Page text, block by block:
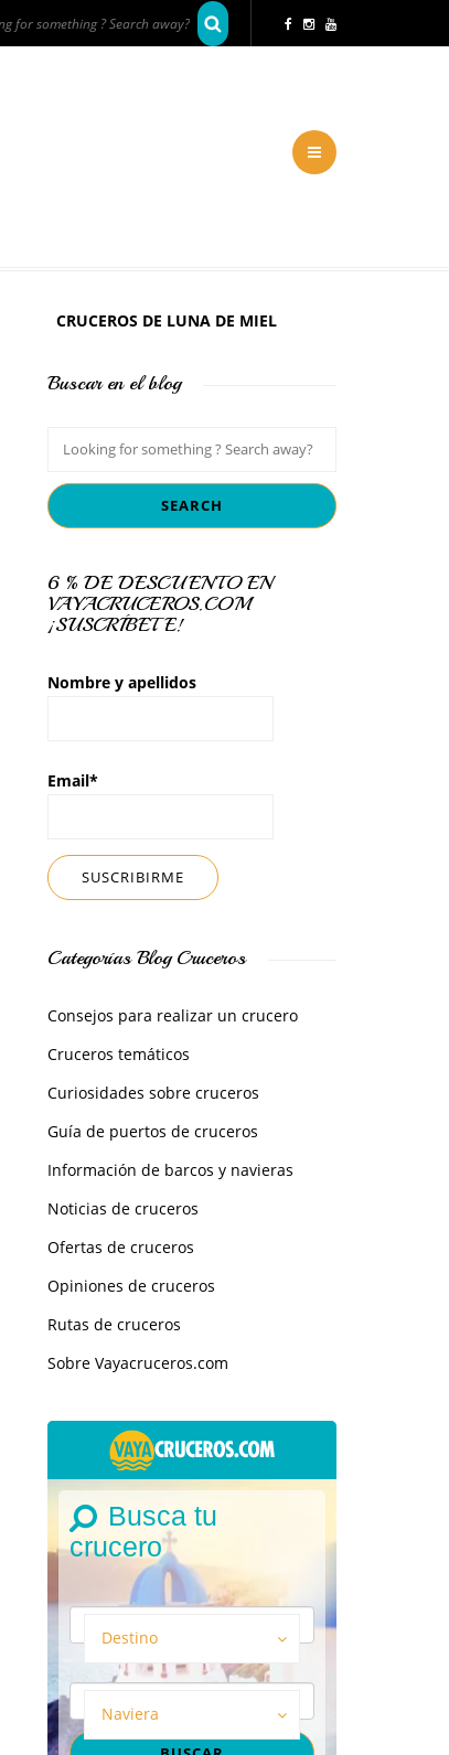
CRUCEROS DE LUNA DE MIEL
Buscar en el blog
6 % DE DESCUENTO EN
VAYACRUCEROS.COM
¡SUSCRÍBETE!
Nombre y apellidos
Email*
Categorías Blog Cruceros
Consejos para realizar un crucero
Cruceros temáticos
Curiosidades sobre cruceros
Guía de puertos de cruceros
Información de barcos y navieras
Noticias de cruceros
Ofertas de cruceros
Opiniones de cruceros
Rutas de cruceros
Sobre Vayacruceros.com
Busca tu
crucero
Destino
Naviera